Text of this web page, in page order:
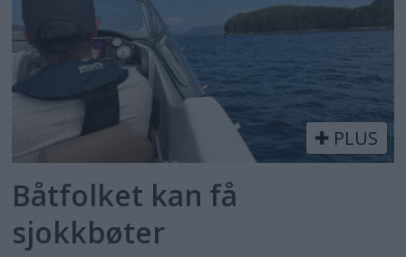
PLUS
Båtfolket kan få
sjokkbøter